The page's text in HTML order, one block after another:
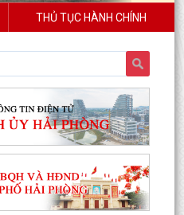
THỦ TỤC HÀNH CHÍNH